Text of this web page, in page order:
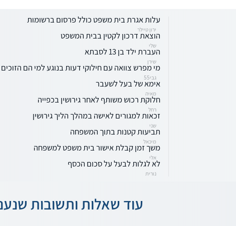
עלות אגרת בית משפט כולל פרסום ברשומות
ירון טיילר
הוצאת דרכון לקטין בבית המשפט
שלי
העברת ילד בן 13 לסבתא
שירן
מי מפרש צוואה עם חילוקי דעות בנוגע למי הם הזוכים
גבי55
אימא של בעל לשעבר
מאיה
חלוקת רכוש משותף לאחר גירושין בכפייה
רחל
זכאות למגורים לאישה במהלך הליך גירושין
שני
תביעות קטנות בתוך המשפחה
מיכאל
משך זמן קבלת אישור בית משפט למשפחה
אלי
לא לגלות לבעל על סכום הכסף
נורית
עוד שאלות ותשובות